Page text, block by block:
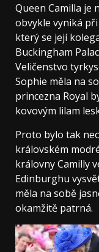
Queen Camilla je
obvykle vyniká
který se její
Buckingham
Veličenstvo
Sophie měla na
princezna Royal
kovovým lilam
Proto bylo tak
královském
královny Camilly
Edinburghu
měla na sobě
okamžitě patrná.